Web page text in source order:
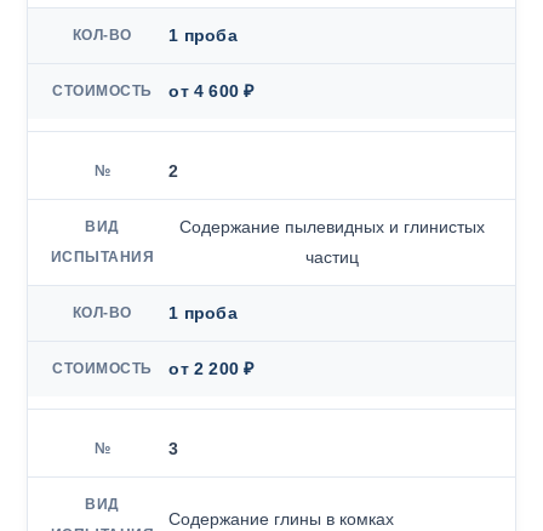
1 проба
от 4 600 ₽
2
Содержание пылевидных и глинистых
частиц
1 проба
от 2 200 ₽
3
Содержание глины в комках